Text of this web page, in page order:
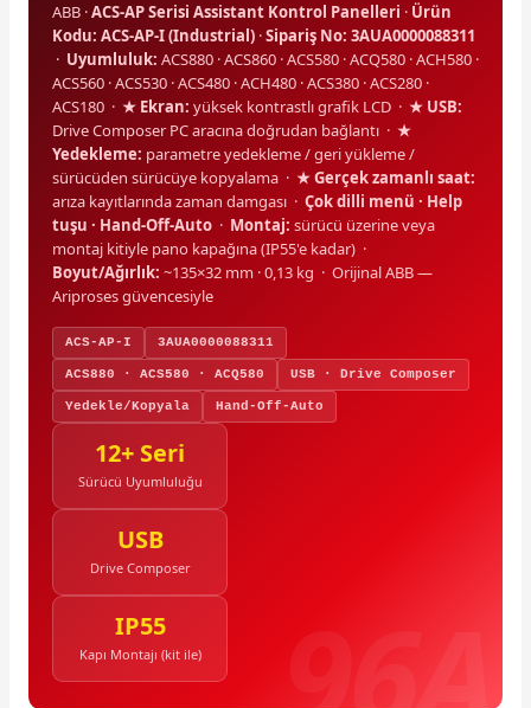
ABB ·ACS-AP Serisi Assistant Kontrol Panelleri · Ürün
Kodu: ACS-AP-I (Industrial) ·Sipariş No: 3AUA0000088311
· Uyumluluk: ACS880 · ACS860 · ACS580 · ACQ580 · ACH580 ·
ACS560 · ACS530 · ACS480 · ACH480 · ACS380 · ACS280 ·
ACS180 · ★ Ekran: yüksek kontrastlı grafik LCD · ★ USB:
Drive Composer PC aracına doğrudan bağlantı · ★
Yedekleme: parametre yedekleme / geri yükleme /
sürücüden sürücüye kopyalama · ★ Gerçek zamanlı saat:
arıza kayıtlarında zaman damgası · Çok dilli menü · Help
tuşu · Hand-Off-Auto · Montaj: sürücü üzerine veya
montaj kitiyle pano kapağına (IP55'e kadar) ·
Boyut/Ağırlık: ~135×32 mm · 0,13 kg · Orijinal ABB —
Ariproses güvencesiyle
ACS-AP-I 3AUA0000088311
ACS880 · ACS580 · ACQ580 USB · Drive Composer
Yedekle/Kopyala Hand-Off-Auto
12+ Seri
Sürücü Uyumluluğu
USB
Drive Composer
IP55
Kapı Montajı (kit ile)